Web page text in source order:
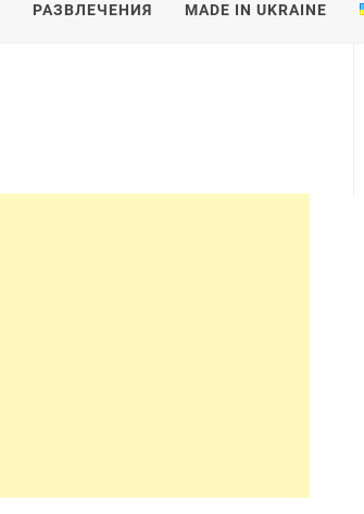
РАЗВЛЕЧЕНИЯ MADE IN UKRAINE